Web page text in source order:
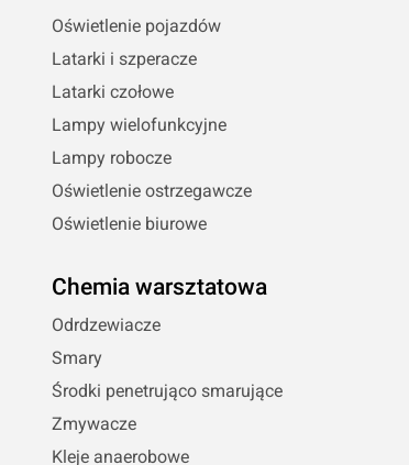
Oświetlenie pojazdów
Latarki i szperacze
Latarki czołowe
Lampy wielofunkcyjne
Lampy robocze
Oświetlenie ostrzegawcze
Oświetlenie biurowe
Chemia warsztatowa
Odrdzewiacze
Smary
Środki penetrująco smarujące
Zmywacze
Kleje anaerobowe